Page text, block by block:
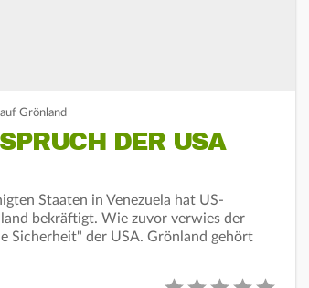
Grönland
DER USA
Staaten in Venezuela hat US-
bekräftigt. Wie zuvor verwies der
Sicherheit" der USA. Grönland gehört